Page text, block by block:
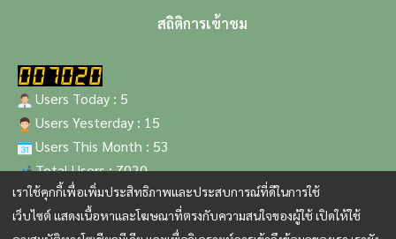
สถิติการเข้าชม
Users Today : 5
Users Yesterday : 15
Users This Month : 53
Total Users : 7020
สงวนสิทธิ์ © 2567 จัดทำโดย สำนักงานกองทุนฟื้นฟูและพัฒนา
เราใช้คุกกี้เพื่อเพิ่มประสิทธิภาพและประสบการณ์ที่ดีในการใช้
เว็บไซต์ แสดงเนื้อหาและโฆษณาที่ตรงกับความสนใจของผู้ใช้ เปิดให้ใช้